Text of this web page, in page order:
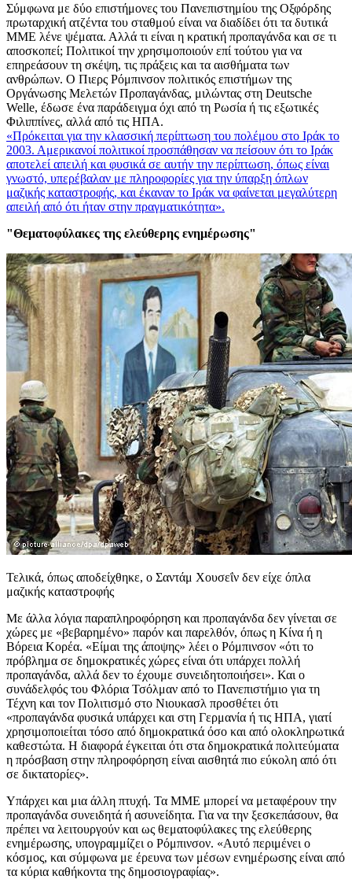
Σύμφωνα με δύο επιστήμονες του Πανεπιστημίου της Οξφόρδης
πρωταρχική ατζέντα του σταθμού είναι να διαδίδει ότι τα δυτικά
ΜΜΕ λένε ψέματα. Αλλά τι είναι η κρατική προπαγάνδα και σε τι
αποσκοπεί; Πολιτικοί την χρησιμοποιούν επί τούτου για να
επηρεάσουν τη σκέψη, τις πράξεις και τα αισθήματα των
ανθρώπων. Ο Πιερς Ρόμπινσον πολιτικός επιστήμων της
Οργάνωσης Μελετών Προπαγάνδας, μιλώντας στη Deutsche
Welle, έδωσε ένα παράδειγμα όχι από τη Ρωσία ή τις εξωτικές
Φιλιππίνες, αλλά από τις ΗΠΑ.
«Πρόκειται για την κλασσική περίπτωση του πολέμου στο Ιράκ το
2003. Αμερικανοί πολιτικοί προσπάθησαν να πείσουν ότι το Ιράκ
αποτελεί απειλή και φυσικά σε αυτήν την περίπτωση, όπως είναι
γνωστό, υπερέβαλαν με πληροφορίες για την ύπαρξη όπλων
μαζικής καταστροφής, και έκαναν το Ιράκ να φαίνεται μεγαλύτερη
απειλή από ότι ήταν στην πραγματικότητα».
"Θεματοφύλακες της ελεύθερης ενημέρωσης"
Τελικά, όπως αποδείχθηκε, ο Σαντάμ Χουσεΐν δεν είχε όπλα
μαζικής καταστροφής
Με άλλα λόγια παραπληροφόρηση και προπαγάνδα δεν γίνεται σε
χώρες με «βεβαρημένο» παρόν και παρελθόν, όπως η Κίνα ή η
Βόρεια Κορέα. «Είμαι της άποψης» λέει ο Ρόμπινσον «ότι το
πρόβλημα σε δημοκρατικές χώρες είναι ότι υπάρχει πολλή
προπαγάνδα, αλλά δεν το έχουμε συνειδητοποιήσει». Και ο
συνάδελφός του Φλόρια Τσόλμαν από το Πανεπιστήμιο για τη
Τέχνη και τον Πολιτισμό στο Νιουκασλ προσθέτει ότι
«προπαγάνδα φυσικά υπάρχει και στη Γερμανία ή τις ΗΠΑ, γιατί
χρησιμοποιείται τόσο από δημοκρατικά όσο και από ολοκληρωτικά
καθεστώτα. Η διαφορά έγκειται ότι στα δημοκρατικά πολιτεύματα
η πρόσβαση στην πληροφόρηση είναι αισθητά πιο εύκολη από ότι
σε δικτατορίες».
Υπάρχει και μια άλλη πτυχή. Τα ΜΜΕ μπορεί να μεταφέρουν την
προπαγάνδα συνειδητά ή ασυνείδητα. Για να την ξεσκεπάσουν, θα
πρέπει να λειτουργούν και ως θεματοφύλακες της ελεύθερης
ενημέρωσης, υπογραμμίζει ο Ρόμπινσον. «Αυτό περιμένει ο
κόσμος, και σύμφωνα με έρευνα των μέσων ενημέρωσης είναι από
τα κύρια καθήκοντα της δημοσιογραφίας».